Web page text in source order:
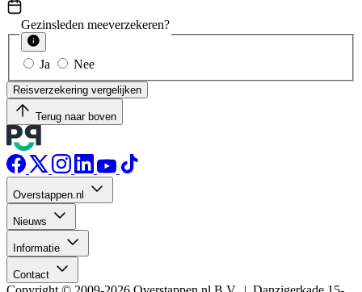
Gezinsleden meeverzekeren?
Ja Nee
Reisverzekering vergelijken
Terug naar boven
Overstappen.nl
Nieuws
Informatie
Contact